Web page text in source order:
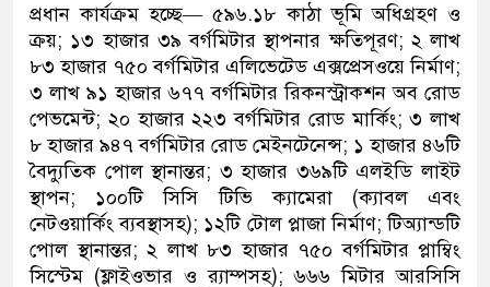
প্রধান কার্যক্রম হচ্ছে— ৫৯৬.১৮ কাঠা ভূমি অধিগ্রহণ ও
ক্রয়; ১৩ হাজার ৩৯ বর্গমিটার স্থাপনার ক্ষতিপূরণ; ২ লাখ
৮৩ হাজার ৭৫০ বর্গমিটার এলিভেটেড এক্সপ্রেসওয়ে নির্মাণ;
৩ লাখ ৯১ হাজার ৬৭৭ বর্গমিটার রিকনস্ট্রাকশন অব রোড
পেভমেন্ট; ২০ হাজার ২২৩ বর্গমিটার রোড মার্কিং; ৩ লাখ
৮ হাজার ৯৪৭ বর্গমিটার রোড মেইনটেনেন্স; ১ হাজার ৪৬টি
বৈদ্যুতিক পোল স্থানান্তর; ৩ হাজার ৩৬৯টি এলইডি লাইট
স্থাপন; ১০০টি সিসি টিভি ক্যামেরা (ক্যাবল এবং
নেটওয়ার্কিং ব্যবস্থাসহ); ১২টি টোল প্লাজা নির্মাণ; টিঅ্যান্ডটি
পোল স্থানান্তর; ২ লাখ ৮৩ হাজার ৭৫০ বর্গমিটার প্লাম্বিং
সিস্টেম (ফ্লাইওভার ও র‌্যাম্পসহ); ৬৬৬ মিটার আরসিসি